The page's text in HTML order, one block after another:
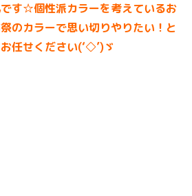
す☆個性派カラーを考えているお
のカラーで思い切りやりたい！と
任せください(‘◇’)ゞ